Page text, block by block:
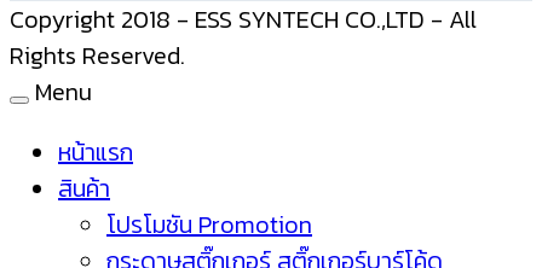
Copyright 2018 - ESS SYNTECH CO.,LTD - All
Rights Reserved.
Menu
หน้าแรก
สินค้า
โปรโมชัน Promotion